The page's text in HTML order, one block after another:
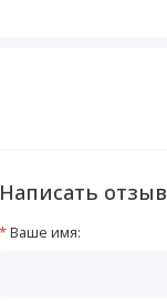
Написать отзыв
Ваше имя: